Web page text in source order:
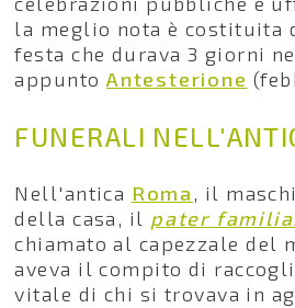
la meglio nota è costituita
festa che durava 3 giorni
appunto Antesterione
FUNERALI
Nell'antica Roma, il
della casa, il pater
chiamato al capezzale del
aveva il compito di
vitale di chi si trovava in